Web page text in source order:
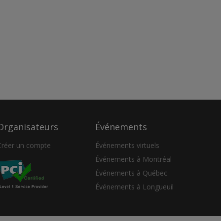
un compte
Événements
Événements virtuels
Événements à Montréal
Événements à Québec
Événements à Longueuil